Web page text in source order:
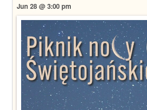
Jun 28 @ 3:00 pm